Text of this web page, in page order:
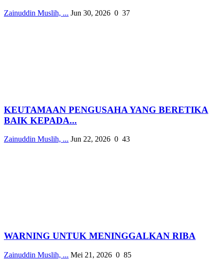
Zainuddin Muslih, ... Jun 30, 2026 0 37
KEUTAMAAN PENGUSAHA YANG BERETIKA
BAIK KEPADA...
Zainuddin Muslih, ... Jun 22, 2026 0 43
WARNING UNTUK MENINGGALKAN RIBA
Zainuddin Muslih, ... Mei 21, 2026 0 85